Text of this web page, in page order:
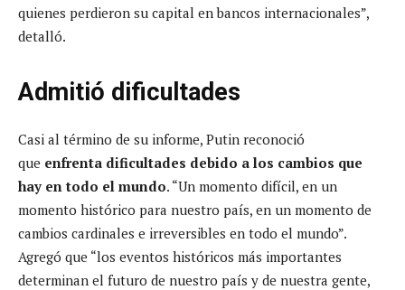
quienes perdieron su capital en bancos internacionales”,
detalló.
Admitió dificultades
Casi al término de su informe, Putin reconoció
que enfrenta dificultades debido a los cambios que
hay en todo el mundo. “Un momento difícil, en un
momento histórico para nuestro país, en un momento de
cambios cardinales e irreversibles en todo el mundo”.
Agregó que “los eventos históricos más importantes
determinan el futuro de nuestro país y de nuestra gente,